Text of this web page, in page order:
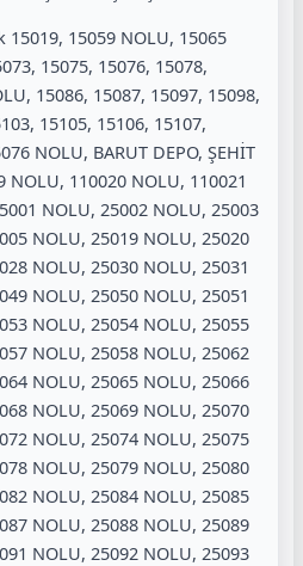
15059 NOLU, 15065
15075, 15076, 15078,
15086, 15087, 15097, 15098,
15105, 15106, 15107,
NOLU, BARUT DEPO, ŞEHİT
NOLU, 110020 NOLU, 110021
NOLU, 25002 NOLU, 25003
NOLU, 25019 NOLU, 25020
NOLU, 25030 NOLU, 25031
NOLU, 25050 NOLU, 25051
NOLU, 25054 NOLU, 25055
NOLU, 25058 NOLU, 25062
NOLU, 25065 NOLU, 25066
NOLU, 25069 NOLU, 25070
NOLU, 25074 NOLU, 25075
NOLU, 25079 NOLU, 25080
NOLU, 25084 NOLU, 25085
NOLU, 25088 NOLU, 25089
NOLU, 25092 NOLU, 25093